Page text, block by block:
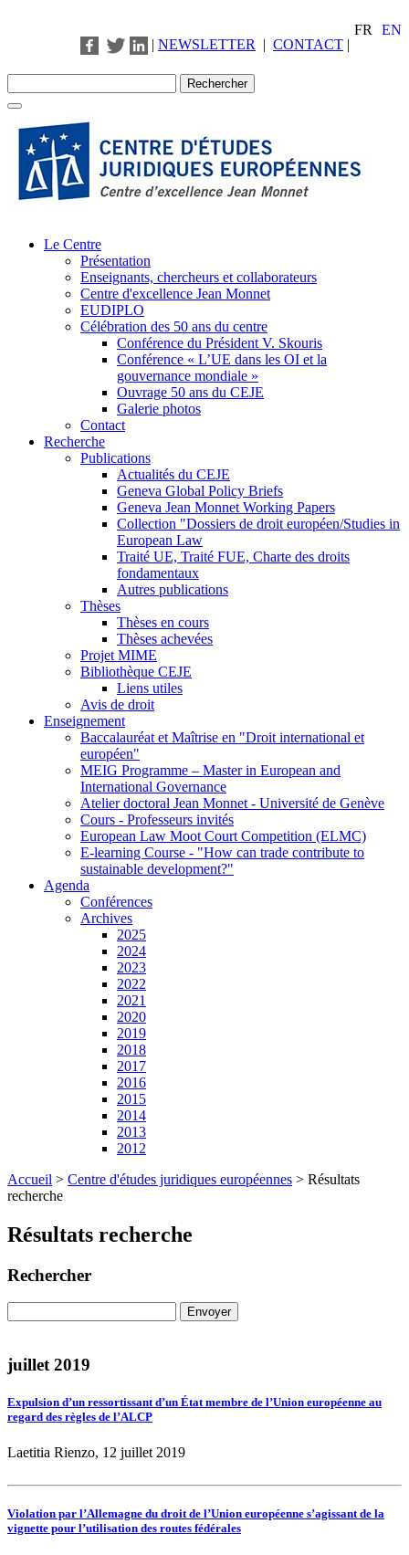
FR
EN
| NEWSLETTER | CONTACT |
Le Centre
Présentation
Enseignants, chercheurs et collaborateurs
Centre d'excellence Jean Monnet
EUDIPLO
Célébration des 50 ans du centre
Conférence du Président V. Skouris
Conférence « L’UE dans les OI et la
gouvernance mondiale »
Ouvrage 50 ans du CEJE
Galerie photos
Contact
Recherche
Publications
Actualités du CEJE
Geneva Global Policy Briefs
Geneva Jean Monnet Working Papers
Collection "Dossiers de droit européen/Studies in
European Law
Traité UE, Traité FUE, Charte des droits
fondamentaux
Autres publications
Thèses
Thèses en cours
Thèses achevées
Projet MIME
Bibliothèque CEJE
Liens utiles
Avis de droit
Enseignement
Baccalauréat et Maîtrise en "Droit international et
européen"
MEIG Programme – Master in European and
International Governance
Atelier doctoral Jean Monnet - Université de Genève
Cours - Professeurs invités
European Law Moot Court Competition (ELMC)
E-learning Course - "How can trade contribute to
sustainable development?"
Agenda
Conférences
Archives
2025
2024
2023
2022
2021
2020
2019
2018
2017
2016
2015
2014
2013
2012
Accueil > Centre d'études juridiques européennes > Résultats
recherche
Résultats recherche
Rechercher
juillet 2019
Expulsion d’un ressortissant d’un État membre de l’Union européenne au
regard des règles de l’ALCP
Laetitia Rienzo, 12 juillet 2019
Violation par l’Allemagne du droit de l’Union européenne s’agissant de la
vignette pour l’utilisation des routes fédérales